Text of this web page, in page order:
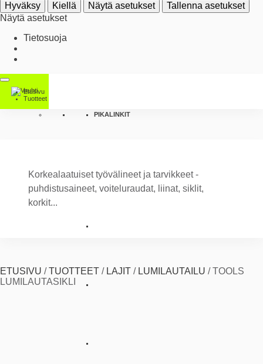
Hyväksy Kiellä Näytä asetukset
Tallenna asetukset
Näytä asetukset
Tietosuoja
Etusivu
Tuotteet
PIKALINKIT
Korkealaatuiset työvälineet ja tarvikkeet -
puhdistusaineet, voiteluraudat, liinat, siklit,
korkit...
ETUSIVU /TUOTTEET / LAJIT / LUMILAUTAILU /TOOLS
LUMILAUTASIKLI